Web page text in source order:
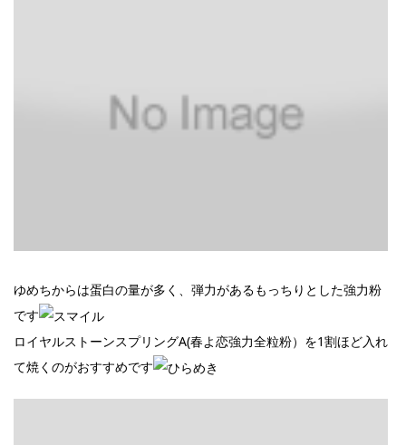
ゆめちからは蛋白の量が多く、弾力があるもっちりとした強力粉
です
ロイヤルストーンスプリングA(春よ恋強力全粒粉）を1割ほど入れ
て焼くのがおすすめです